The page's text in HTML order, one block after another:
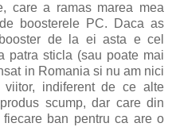
care a ramas marea mea
boosterele PC. Daca as
de la ei asta e cel
patra sticla (sau poate mai
in Romania si nu am nici
indiferent de ce alte
scump, dar care din
ban pentru ca are o